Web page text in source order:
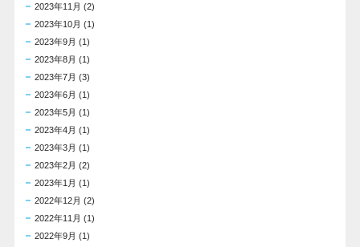
2023年11月 (2)
2023年10月 (1)
2023年9月 (1)
2023年8月 (1)
2023年7月 (3)
2023年6月 (1)
2023年5月 (1)
2023年4月 (1)
2023年3月 (1)
2023年2月 (2)
2023年1月 (1)
2022年12月 (2)
2022年11月 (1)
2022年9月 (1)